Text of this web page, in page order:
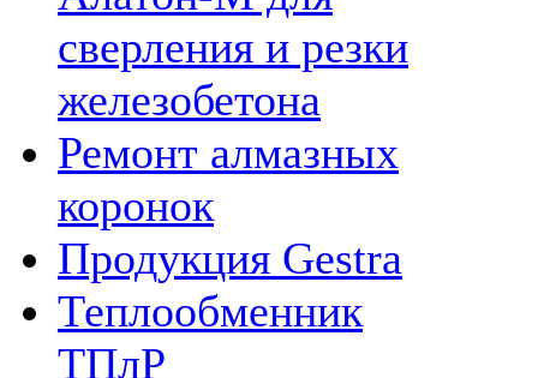
сверления и резки
железобетона
Ремонт алмазных
коронок
Продукция Gestra
Теплообменник
ТПлР